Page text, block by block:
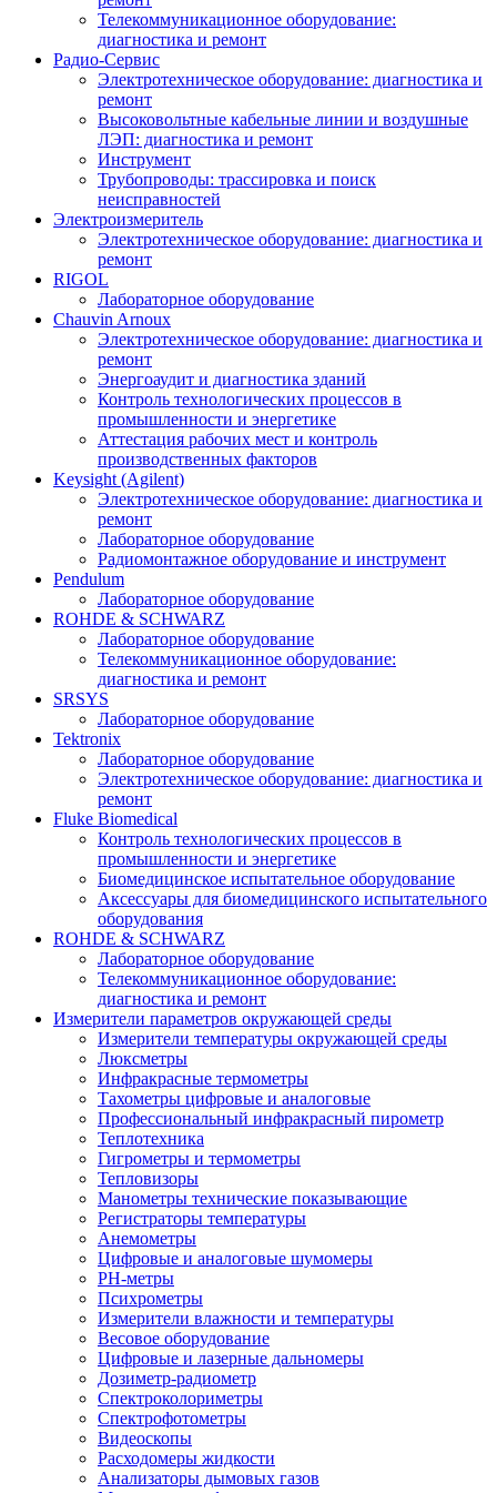
Телекоммуникационное оборудование:
диагностика и ремонт
Радио-Cервис
Электротехническое оборудование: диагностика и
ремонт
Высоковольтные кабельные линии и воздушные
ЛЭП: диагностика и ремонт
Инструмент
Трубопроводы: трассировка и поиск
неисправностей
Электроизмеритель
Электротехническое оборудование: диагностика и
ремонт
RIGOL
Лабораторное оборудование
Chauvin Arnoux
Электротехническое оборудование: диагностика и
ремонт
Энергоаудит и диагностика зданий
Контроль технологических процессов в
промышленности и энергетике
Аттестация рабочих мест и контроль
производственных факторов
Keysight (Agilent)
Электротехническое оборудование: диагностика и
ремонт
Лабораторное оборудование
Радиомонтажное оборудование и инструмент
Pendulum
Лабораторное оборудование
ROHDE & SCHWARZ
Лабораторное оборудование
Телекоммуникационное оборудование:
диагностика и ремонт
SRSYS
Лабораторное оборудование
Tektronix
Лабораторное оборудование
Электротехническое оборудование: диагностика и
ремонт
Fluke Biomedical
Контроль технологических процессов в
промышленности и энергетике
Биомедицинское испытательное оборудование
Аксессуары для биомедицинского испытательного
оборудования
ROHDE & SCHWARZ
Лабораторное оборудование
Телекоммуникационное оборудование:
диагностика и ремонт
Измерители параметров окружающей среды
Измерители температуры окружающей среды
Люксметры
Инфракрасные термометры
Тахометры цифровые и аналоговые
Профессиональный инфракрасный пирометр
Теплотехника
Гигрометры и термометры
Тепловизоры
Манометры технические показывающие
Регистраторы температуры
Анемометры
Цифровые и аналоговые шумомеры
PH-метры
Психрометры
Измерители влажности и температуры
Весовое оборудование
Цифровые и лазерные дальномеры
Дозиметр-радиометр
Спектроколориметры
Спектрофотометры
Видеоскопы
Расходомеры жидкости
Анализаторы дымовых газов